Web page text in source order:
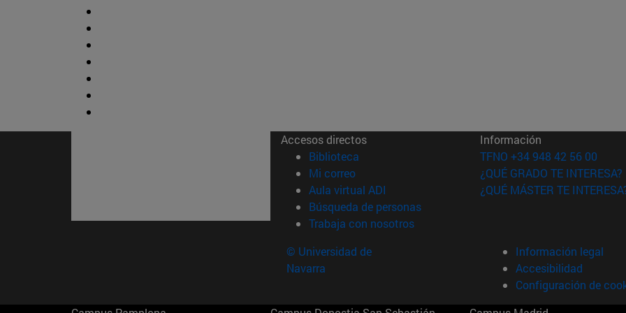
Accesos directos
Biblioteca (abre en nueva ventana)
Mi correo(abre en nueva ventana)
Aula virtual ADI (abre en nueva ventana)
Búsqueda de personas(abre en nueva ventana)
Trabaja con nosotros(abre en nueva ventana)
Información
TFNO +34 948 42 56 00
¿QUÉ GRADO TE INTERESA?
¿QUÉ MÁSTER TE
© Universidad de
Navarra
Información legal
Accesibilidad
Configuración de